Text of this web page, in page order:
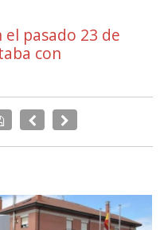
pasado 23 de
con